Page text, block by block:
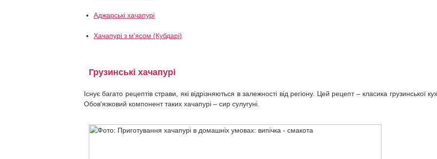
Аджарські хачапурі
Хачапурі з м'ясом (Кубдарі)
Грузинські хачапурі
Існує багато рецептів страви, які відрізняються в залежності від регіону. Цей рецепт – класика грузинської
Обов'язковий компонент таких хачапурі – сир сулугуні.